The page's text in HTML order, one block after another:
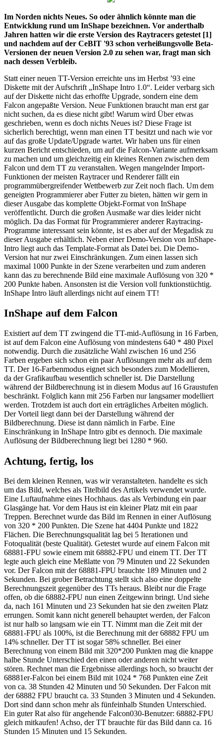
Im Norden nichts Neues. So oder ähnlich könnte man die
Entwicklung rund um InShape bezeichnen. Vor anderthalb
Jahren hatten wir die erste Version des Raytracers getestet [1]
und nachdem auf der CeBIT '93 schon verheißungsvolle Beta-
Versionen der neuen Version 2.0 zu sehen war, fragt man sich
nach dessen Verbleib.
Statt einer neuen TT-Version erreichte uns im Herbst ’93 eine
Diskette mit der Aufschrift „InShape Intro 1.0“. Leider verbarg sich
auf der Diskette nicht das erhoffte Upgrade, sondern eine dem
Falcon angepaßte Version. Neue Funktionen braucht man erst gar
nicht suchen, da es diese nicht gibt! Warum wird Über etwas
geschrieben, wenn es doch nichts Neues ist? Diese Frage ist
sicherlich berechtigt, wenn man einen TT besitzt und nach wie vor
auf das große Update/Upgrade wartet. Wir haben uns für einen
kurzen Bericht entschieden, um auf die Falcon-Variante aufmerksam
zu machen und um gleichzeitig ein kleines Rennen zwischen dem
Falcon und dem TT zu veranstalten. Wegen mangelnder Import-
Funktionen der meisten Raytracer und Renderer fällt ein
programmübergreifender Wettbewerb zur Zeit noch flach. Um dem
geneigten Programmierer aber Futter zu bieten, hätten wir gern in
dieser Ausgabe das komplette Objekt-Format von InShape
veröffentlicht. Durch die großen Ausmaße war dies leider nicht
möglich. Da das Format für Programmierer anderer Raytracing-
Programme interessant sein könnte, ist es aber auf der Megadisk zu
dieser Ausgabe erhältlich. Neben einer Demo-Version von InShape-
Intro liegt auch das Template-Format als Datei bei. Die Demo-
Version hat nur zwei Einschränkungen. Zum einen lassen sich
maximal 1000 Punkte in der Szene verarbeiten und zum anderen
kann das zu berechnende Bild eine maximale Auflösung von 320 *
200 Punkte haben. Ansonsten ist die Version voll funktionstüchtig.
InShape Intro läuft allerdings nicht auf einem TT!
InShape auf dem Falcon
Existiert auf dem TT zwingend die TT-mid-Auflösung in 16 Farben,
ist auf dem Falcon eine Auflösung von mindestens 640 * 480 Pixel
notwendig. Durch die zusätzliche Wahl zwischen 16 und 256
Farben ergeben sich schon ein paar Auflösungen mehr als auf dem
TT. Der 16-Farbenmodus eignet sich besonders zum Modellieren,
da der Grafikaufbau wesentlich schneller ist. Die Darstellung
während der Bildberechnung ist in diesem Modus auf 16 Graustufen
beschränkt. Folglich kann mit 256 Farben nur langsamer modelliert
werden. Trotzdem ist auch dort ein erträgliches Arbeiten möglich.
Der Vorteil liegt dann bei der Darstellung während der
Bildberechnung. Diese ist dann nämlich in Farbe. Eine
Einschränkung in InShape Intro gibt es dennoch. Die maximale
Auflösung der Bildberechnung liegt bei 1280 * 960.
Achtung, fertig, los
Bei dem kleinen Rennen, was wir veranstalteten. handelte es sich
um das Bild, welches als Titelbild des Artikels verwendet wurde.
Eine Luftaufnahme eines Hochhaus. das als Verbindung ein paar
Glasgänge hat. Vor dem Haus ist ein kleiner Platz mit ein paar
Treppen. Berechnet wurde das Bild im Rennen in einer Auflösung
von 320 * 200 Punkten. Die Szene hat 4404 Punkte und 1822
Flächen. Die Berechnungsqualität lag bei 5 Iterationen und
Fotoqualität (beste Qualität). Getestet wurde auf einem Falcon mit
68881-FPU sowie einem mit 68882-FPU und einem TT. Der TT
legte auch gleich eine Meßlatte von 79 Minuten und 22 Sekunden
vor. Der Falcon mit der 68881-FPU brauchte 189 Minuten und 2
Sekunden. Bei grober Betrachtung stellt sich also eine doppelte
Berechnungszeit gegenüber des TTs heraus. Bleibt nur die Frage
offen, ob die 68882-FPU nun einen Zeitgewinn bringt. Und siehe
da, nach 161 Minuten und 23 Sekunden hat sie den zweiten Platz
errungen. Somit kann nicht generell behauptet werden, der Falcon
ist nur halb so langsam wie ein TT. Nimmt man die Zeit mit der
68881-FPU als 100%, ist die Berechnung mit der 68882 FPU um
14% schneller. Der TT ist sogar 58% schneller. Bei einer
Berechnung von einem Bild mit 320*200 Punkten mag die knappe
halbe Stunde Unterschied den einen oder anderen nicht weiter
stören. Rechnet man die Ergebnisse allerdings hoch, so braucht der
68881er-Falcon bei einem Bild mit 1024 * 768 Punkten eine Zeit
von ca. 38 Stunden 42 Minuten und 50 Sekunden. Der Falcon mit
der 68882 FPU braucht ca. 33 Stunden 3 Minuten und 4 Sekunden.
Dort sind dann schon mehr als fünfeinhalb Stunden Unterschied.
Ein guter Rat also für angehende Falcon030-Benutzer: 68882-FPU
gleich mitkaufen! Achso, der TT brauchte für das Bild dann ca. 16
Stunden 15 Minuten und 15 Sekunden.